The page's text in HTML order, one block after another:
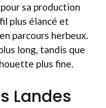
sa production
plus élancé et
parcours herbeux.
long, tandis que
plus fine.
Landes